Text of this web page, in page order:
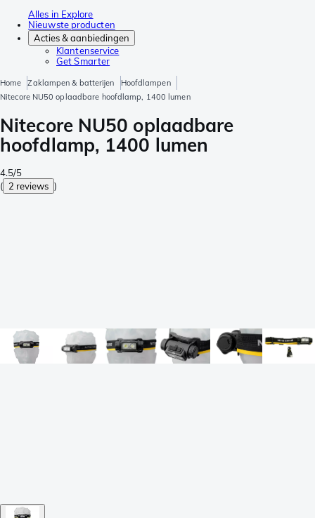
Alles in Explore
Nieuwste producten
Acties & aanbiedingen
Klantenservice
Get Smarter
Home Zaklampen & batterijen
Hoofdlampen
Nitecore NU50 oplaadbare hoofdlamp, 1400 lumen
Nitecore NU50 oplaadbare
hoofdlamp, 1400 lumen
4.5/5
( 2 reviews )